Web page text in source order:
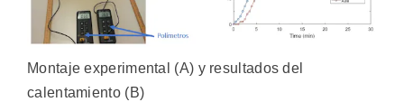
Montaje experimental (A) y resultados del
calentamiento (B)